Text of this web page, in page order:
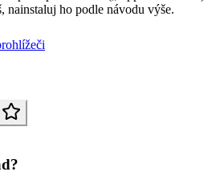
nainstaluj ho podle návodu výše.